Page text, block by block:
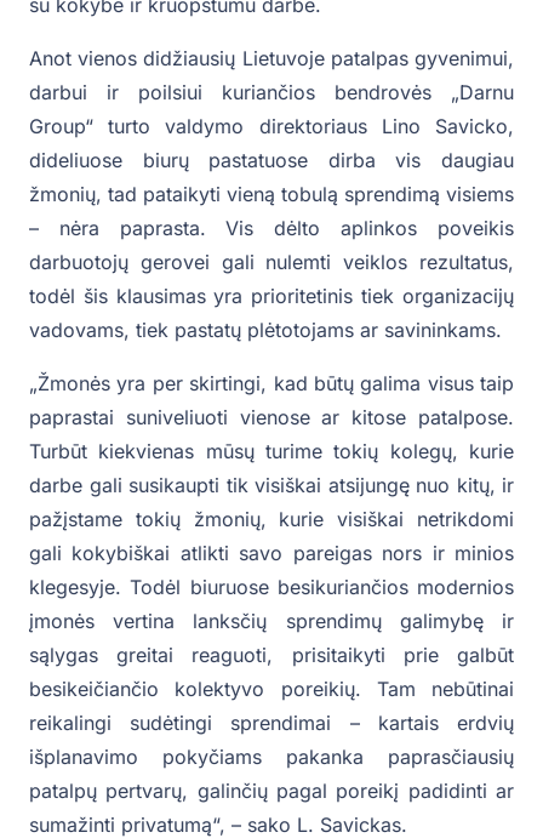
Anot vienos didžiausių Lietuvoje patalpas gyvenimui,
darbui ir poilsiui kuriančios bendrovės „Darnu
Group“ turto valdymo direktoriaus Lino Savicko,
dideliuose biurų pastatuose dirba vis daugiau
žmonių, tad pataikyti vieną tobulą sprendimą visiems
– nėra paprasta. Vis dėlto aplinkos poveikis
darbuotojų gerovei gali nulemti veiklos rezultatus,
todėl šis klausimas yra prioritetinis tiek organizacijų
vadovams, tiek pastatų plėtotojams ar savininkams.
„Žmonės yra per skirtingi, kad būtų galima visus taip
paprastai suniveliuoti vienose ar kitose patalpose.
Turbūt kiekvienas mūsų turime tokių kolegų, kurie
darbe gali susikaupti tik visiškai atsijungę nuo kitų, ir
pažįstame tokių žmonių, kurie visiškai netrikdomi
gali kokybiškai atlikti savo pareigas nors ir minios
klegesyje. Todėl biuruose besikuriančios modernios
įmonės vertina lanksčių sprendimų galimybę ir
sąlygas greitai reaguoti, prisitaikyti prie galbūt
besikeičiančio kolektyvo poreikių. Tam nebūtinai
reikalingi sudėtingi sprendimai – kartais erdvių
išplanavimo pokyčiams pakanka paprasčiausių
patalpų pertvarų, galinčių pagal poreikį padidinti ar
sumažinti privatumą“, – sako L. Savickas.